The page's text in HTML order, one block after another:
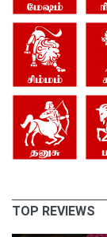
TOP REVIEWS